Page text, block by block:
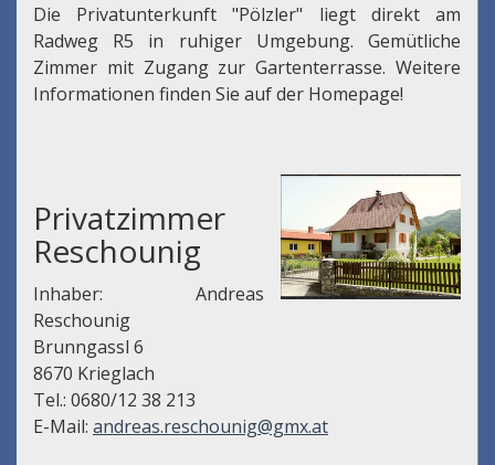
Die Privatunterkunft "Pölzler" liegt direkt am
Radweg R5 in ruhiger Umgebung. Gemütliche
Zimmer mit Zugang zur Gartenterrasse. Weitere
Informationen finden Sie auf der Homepage!
Privatzimmer
Reschounig
Inhaber: Andreas
Reschounig
Brunngassl 6
8670 Krieglach
Tel.: 0680/12 38 213
E-Mail: andreas.reschounig@gmx.at